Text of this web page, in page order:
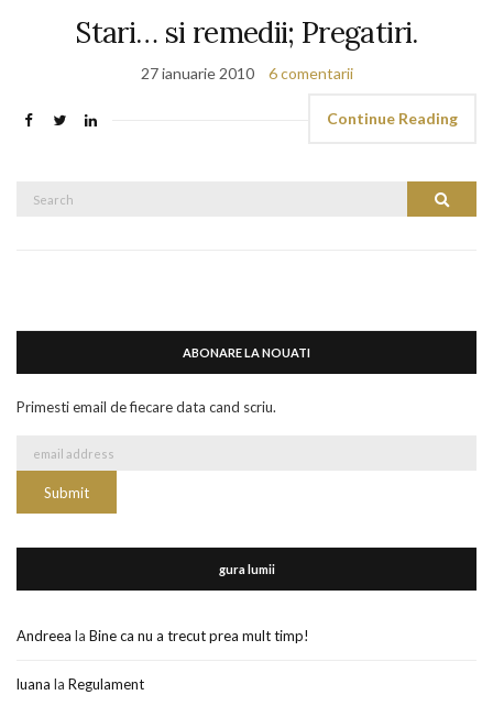
Stari… si remedii; Pregatiri.
27 ianuarie 2010 6 comentarii
Continue Reading
Search
ABONARE LA NOUATI
Primesti email de fiecare data cand scriu.
gura lumii
Andreea la Bine ca nu a trecut prea mult timp!
luana la Regulament